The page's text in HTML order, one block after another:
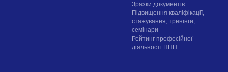
Зразки документів
Підвищення кваліфікації,
стажування, тренінги,
семінари
Рейтинг професійної
діяльності НПП